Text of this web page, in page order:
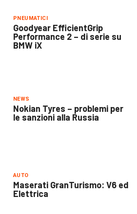
PNEUMATICI
Goodyear EfficientGrip
Performance 2 – di serie su
BMW iX
NEWS
Nokian Tyres – problemi per
le sanzioni alla Russia
AUTO
Maserati GranTurismo: V6 ed
Elettrica